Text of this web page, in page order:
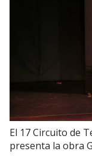
El 17 Circuito de
presenta la obra